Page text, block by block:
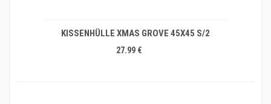
KISSENHÜLLE XMAS GROVE 45X45 S/2
27.99 €